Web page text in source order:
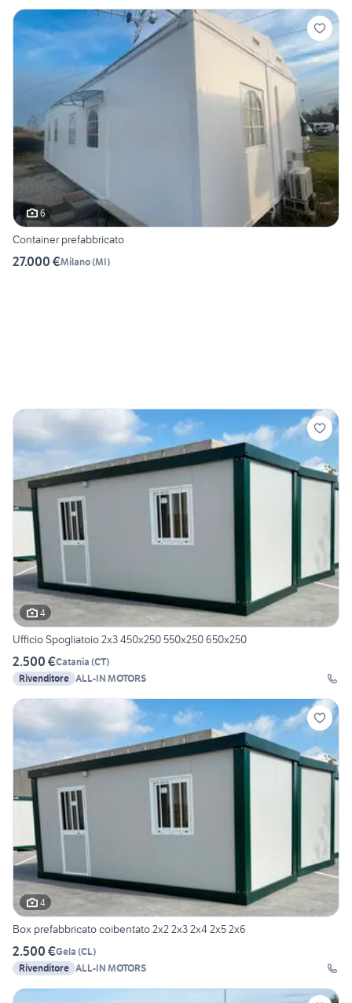
6
Container prefabbricato
27.000 €Milano(MI)
4
Ufficio Spogliatoio 2x3 450x250 550x250 650x250
2.500 €Catania (CT)
Rivenditore ALL-IN MOTORS
4
Box prefabbricato coibentato 2x2 2x3 2x4 2x5 2x6
2.500 €Gela (CL)
Rivenditore ALL-IN MOTORS